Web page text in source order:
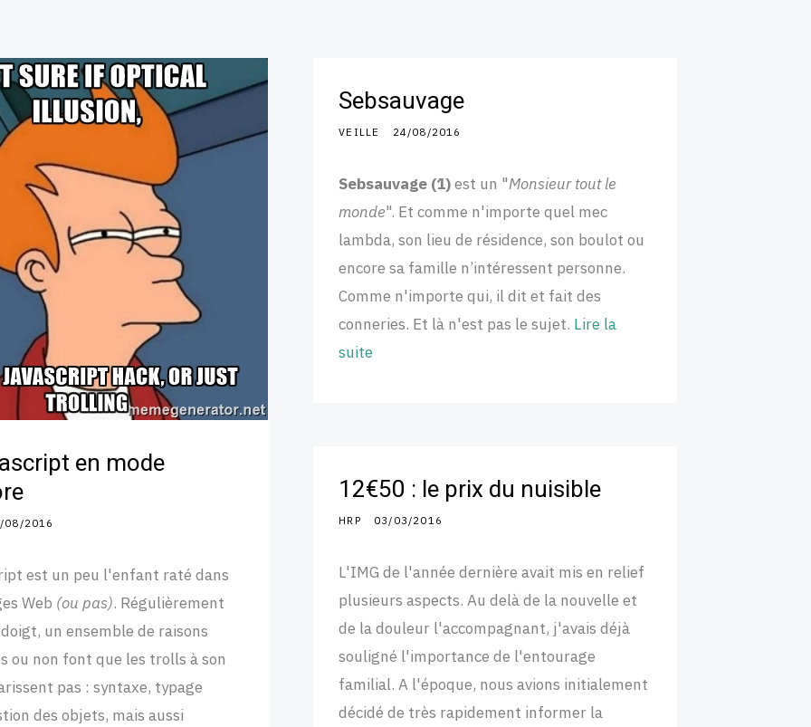
en mode
08/2016
est un peu l'enfant raté dans
Web (ou pas). Régulièrement
un ensemble de raisons
ou non font que les trolls à son
pas : syntaxe, typage
des objets, mais aussi
Sebsauvage
VEILLE 24/08/2016
Sebsauvage (1)est un "Monsieur tout le
monde". Et comme n'importe quel mec
lambda, son lieu de résidence, son boulot ou
encore sa famille n’intéressent personne.
Comme n'importe qui, il dit et fait des
conneries. Et là n'est pas le sujet. Lire la
suite
12€50 : le prix du nuisible
HRP 03/03/2016
L'IMG de l'année dernière avait mis en relief
plusieurs aspects. Au delà de la nouvelle et
de la douleur l'accompagnant, j'avais déjà
souligné l'importance de l'entourage
familial. A l'époque, nous avions initialement
décidé de très rapidement informer la